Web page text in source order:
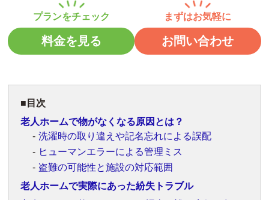
料金を見る お問い合わせ
目次
老人ホームで物がなくなる原因とは？
洗濯時の取り違えや記名忘れによる誤配
ヒューマンエラーによる管理ミス
盗難の可能性と施設の対応範囲
老人ホームで実際にあった紛失トラブル